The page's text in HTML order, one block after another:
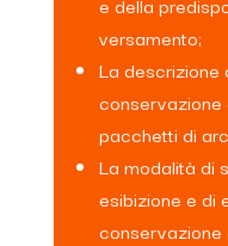
versamento;
La descrizione
pacchetti di
La modalità di
esibizione e di
conservazione